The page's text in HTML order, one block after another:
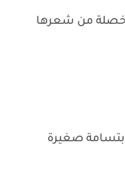
خصلة من شعرها
صغيرة